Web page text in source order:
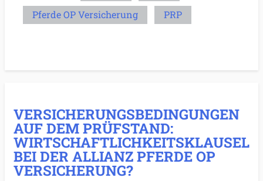
Pferde OP Versicherung
PRP
VERSICHERUNGSBEDINGUNGEN
AUF DEM PRÜFSTAND:
WIRTSCHAFTLICHKEITSKLAUSEL
BEI DER ALLIANZ PFERDE OP
VERSICHERUNG?